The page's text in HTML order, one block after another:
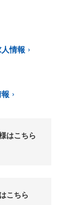
情報
はこちら
こちら